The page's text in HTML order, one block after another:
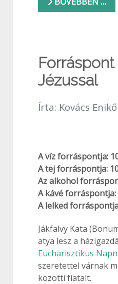
Jézussal
Írta: Kovács Enikő
A víz forráspontja:
A tej forráspontja:
Az alkohol
A kávé forráspontja:
A lelked
Jákfalvy Kata
atya lesz a
Eucharisztikus
szeretettel várnak
közötti fiatalt.